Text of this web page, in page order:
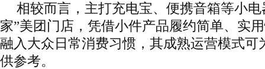
相较而言，主打充电宝、便携音箱等小
家”美团门店，凭借小件产品履约简单、实
融入大众日常消费习惯，其成熟运营模式可
供参考。